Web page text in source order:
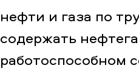
нефти и газа по
содержать
работоспособном